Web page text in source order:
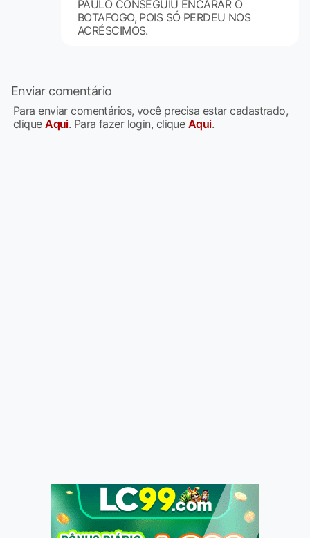
PAULO CONSEGUIU ENCARAR O
BOTAFOGO, POIS SÓ PERDEU NOS
ACRÉSCIMOS.
Enviar comentário
Para enviar comentários, você precisa estar cadastrado,
cliqueAqui. Para fazer login, clique Aqui.